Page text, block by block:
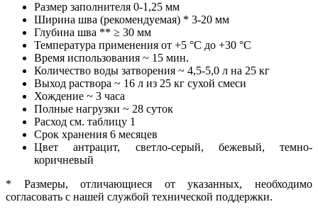
Размер заполнителя 0-1,25 мм
Ширина шва (рекомендуемая) * 3-20 мм
Глубина шва ** ≥ 30 мм
Температура применения от +5 °С до +30 °С
Время использования ~ 15 мин.
Количество воды затворения ~ 4,5-5,0 л на 25 кг
Выход раствора ~ 16 л из 25 кг сухой смеси
Хождение ~ 3 часа
Полные нагрузки ~ 28 суток
Расход см. таблицу 1
Срок хранения 6 месяцев
Цвет антрацит, светло-серый, бежевый, темно-
коричневый
* Размеры, отличающиеся от указанных, необходимо
согласовать с нашей службой технической поддержки.